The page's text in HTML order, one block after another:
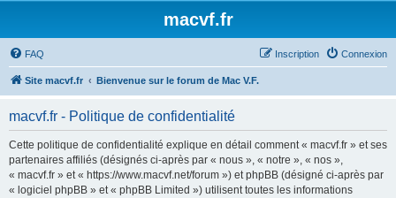
macvf.fr
FAQ Connexion
Inscription
Site macvf.fr Bienvenue sur le forum de Mac V.F.
macvf.fr - Politique de confidentialité
Cette politique de confidentialité explique en détail comment « macvf.fr » et ses
partenaires affiliés (désignés ci-après par « nous », « notre », « nos »,
« macvf.fr » et « https://www.macvf.net/forum ») et phpBB (désigné ci-après par
« logiciel phpBB » et « phpBB Limited ») utilisent toutes les informations